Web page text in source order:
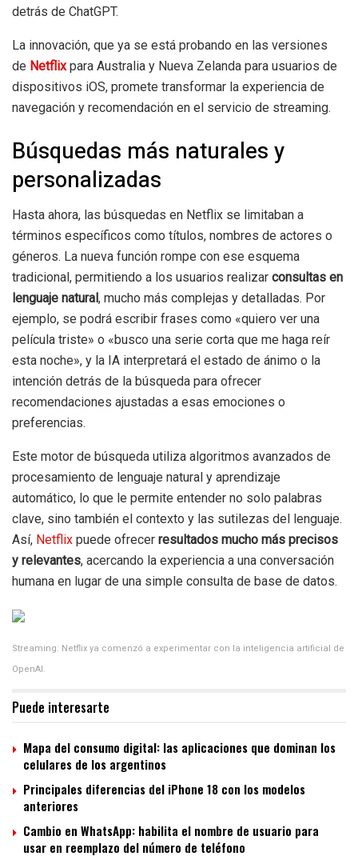
detrás de ChatGPT.
La innovación, que ya se está probando en las versiones
de Netflixpara Australia y Nueva Zelanda para usuarios de
dispositivos iOS, promete transformar la experiencia de
navegación y recomendación en el servicio de streaming.
Búsquedas más naturales y
personalizadas
Hasta ahora, las búsquedas en Netflix se limitaban a
términos específicos como títulos, nombres de actores o
géneros. La nueva función rompe con ese esquema
tradicional, permitiendo a los usuarios realizar consultas en
lenguaje natural , mucho más complejas y detalladas. Por
ejemplo, se podrá escribir frases como «quiero ver una
película triste» o «busco una serie corta que me haga reír
esta noche», y la IA interpretará el estado de ánimo o la
intención detrás de la búsqueda para ofrecer
recomendaciones ajustadas a esas emociones o
preferencias.
Este motor de búsqueda utiliza algoritmos avanzados de
procesamiento de lenguaje natural y aprendizaje
automático, lo que le permite entender no solo palabras
clave, sino también el contexto y las sutilezas del lenguaje.
Así, Netflix puede ofrecer resultados mucho más precisos
y relevantes, acercando la experiencia a una conversación
humana en lugar de una simple consulta de base de datos.
Streaming: Netflix ya comenzó a experimentar con la inteligencia artificial de
OpenAI.
Puede interesarte
Mapa del consumo digital: las aplicaciones que dominan los
celulares de los argentinos
Principales diferencias del iPhone 18 con los modelos
anteriores
Cambio en WhatsApp: habilita el nombre de usuario para
usar en reemplazo del número de teléfono